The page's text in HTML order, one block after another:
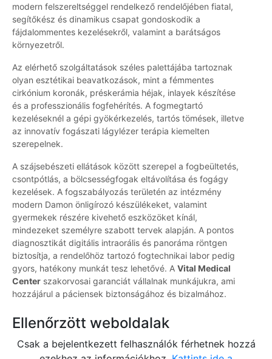
modern felszereltséggel rendelkező rendelőjében fiatal,
segítőkész és dinamikus csapat gondoskodik a
fájdalommentes kezelésekről, valamint a barátságos
környezetről.
Az elérhető szolgáltatások széles palettájába tartoznak
olyan esztétikai beavatkozások, mint a fémmentes
cirkónium koronák, préskerámia héjak, inlayek készítése
és a professzionális fogfehérítés. A fogmegtartó
kezeléseknél a gépi gyökérkezelés, tartós tömések, illetve
az innovatív fogászati lágylézer terápia kiemelten
szerepelnek.
A szájsebészeti ellátások között szerepel a fogbeültetés,
csontpótlás, a bölcsességfogak eltávolítása és fogágy
kezelések. A fogszabályozás területén az intézmény
modern Damon önligírozó készülékeket, valamint
gyermekek részére kivehető eszközöket kínál,
mindezeket személyre szabott tervek alapján. A pontos
diagnosztikát digitális intraorális és panoráma röntgen
biztosítja, a rendelőhöz tartozó fogtechnikai labor pedig
gyors, hatékony munkát tesz lehetővé. A Vital Medical
Center szakorvosai garanciát vállalnak munkájukra, ami
hozzájárul a páciensek biztonságához és bizalmához.
Ellenőrzött weboldalak
Csak a bejelentkezett felhasználók férhetnek hozzá